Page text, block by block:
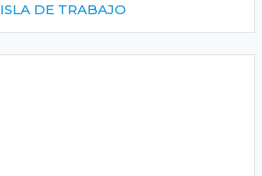
ISLA DE TRABAJO